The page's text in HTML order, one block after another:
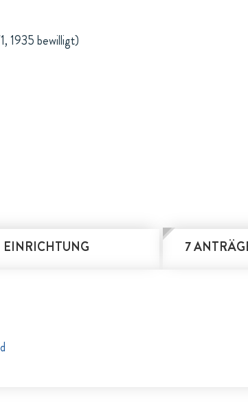
1935 bewilligt)
EINRICHTUNG 7